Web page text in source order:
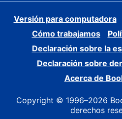
Versión para computadora
Cómo trabajamos
Declaración sobre la
Declaración sobre
Acerca de
Copyright © 1996–2026
derechos